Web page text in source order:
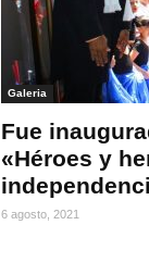
Galeria
Fue
«Héroes y
6 agosto, 2021